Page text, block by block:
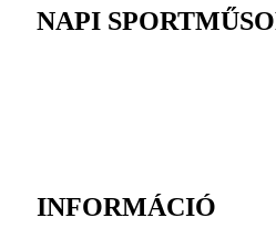
NAPI
INFORMÁCIÓ